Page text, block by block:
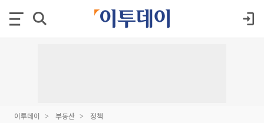
이투데이 부동산 정책